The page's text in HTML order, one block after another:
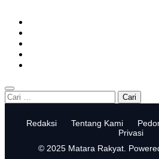
Cari
untuk:
Redaksi Tentang Kami
Privasi
© 2025 Matara Rakyat.